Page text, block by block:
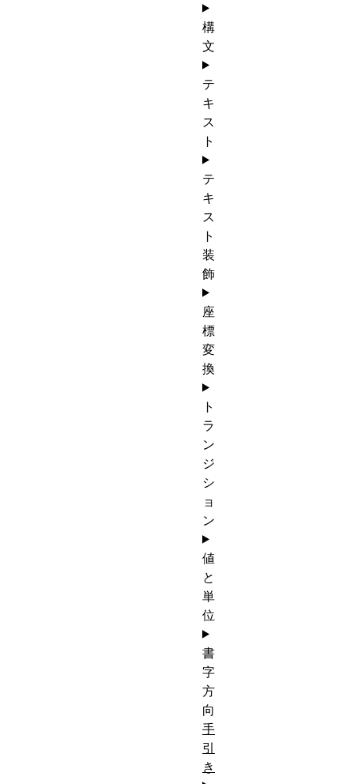
構
文
テ
キ
ス
ト
テ
キ
ス
ト
装
飾
座
標
変
換
ト
ラ
ン
ジ
シ
ョ
ン
値
と
単
位
書
字
方
向
手
引
き